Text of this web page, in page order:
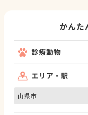
かんた
診療動物
エリア・駅
山県市